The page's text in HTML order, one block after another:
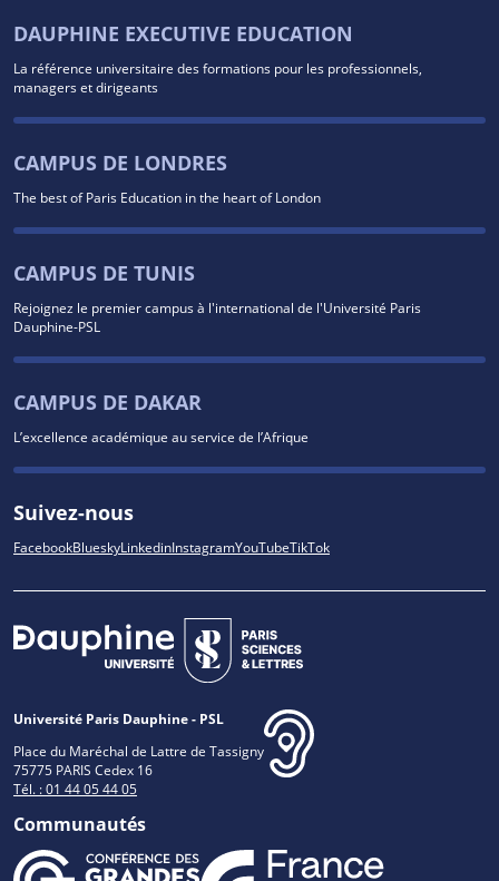
DAUPHINE EXECUTIVE EDUCATION
La référence universitaire des formations pour les professionnels,
managers et dirigeants
CAMPUS DE LONDRES
The best of Paris Education in the heart of London
CAMPUS DE TUNIS
Rejoignez le premier campus à l'international de l'Université Paris
Dauphine-PSL
CAMPUS DE DAKAR
L’excellence académique au service de l’Afrique
Suivez-nous
FacebookBlueskyLinkedinInstagramYouTubeTikTok
Université Paris Dauphine - PSL
Place du Maréchal de Lattre de Tassigny
75775 PARIS Cedex 16
Tél. : 01 44 05 44 05
Communautés